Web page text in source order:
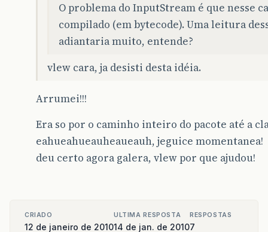
ex .printStackTrace();
catch ( NoSuchFieldException )
ex.printStackTrace();
}
}
O problema do InputStream é que nesse
compilado (em bytecode). Uma leitura
adiantaria muito, entende?
vlew cara, ja desisti desta idéia.
Arrumei!!!
Era so por o caminho inteiro do pacote até a
eahueahueauheaueauh, jeguice momentanea!
deu certo agora galera, vlew por que ajudou!
CRIADO
12 de janeiro de 2010
ULTIMA RESPOSTA
14 de jan. de 2010
RESPOSTAS
7